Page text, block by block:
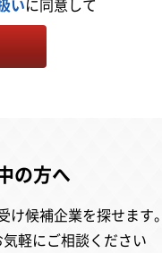
いに同意して
の方へ
け候補企業を探せます。
気軽にご相談ください